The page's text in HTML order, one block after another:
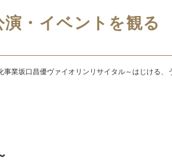
演・イベントを観る
事業坂口昌優ヴァイオリンリサイタル～はじける、